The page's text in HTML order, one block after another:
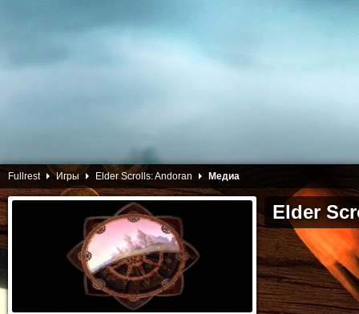
Elder
Fullrest Игры Elder Scrolls: Andoran Медиа